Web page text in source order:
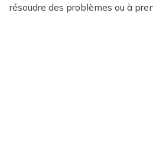
résoudre des problèmes ou à